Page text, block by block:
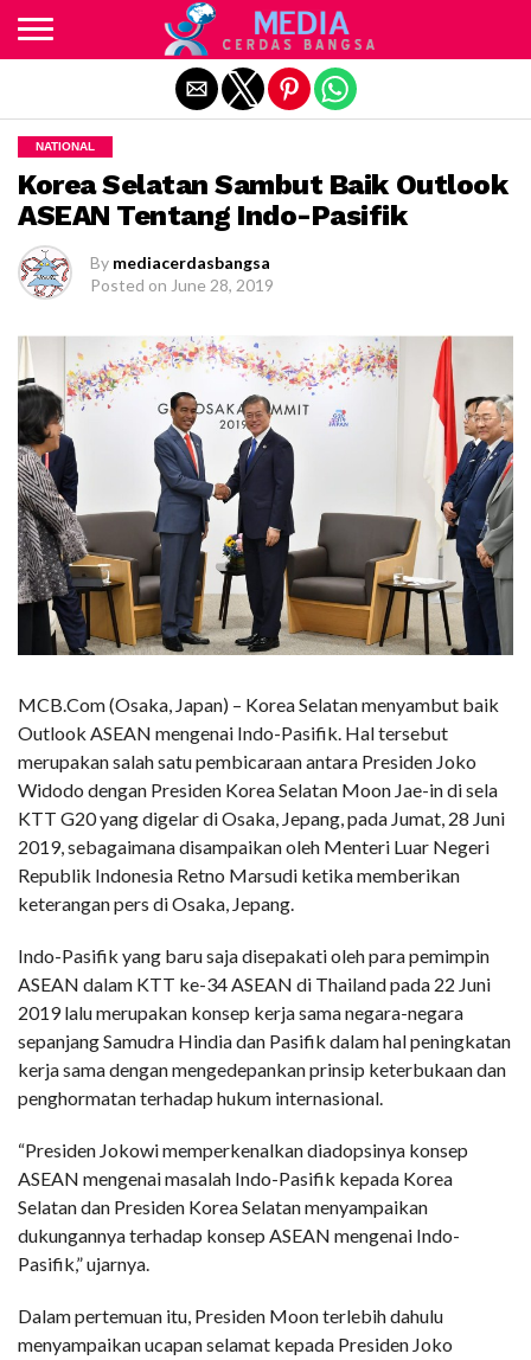
NATIONAL
Korea Selatan Sambut Baik Outlook
ASEAN Tentang Indo-Pasifik
By mediacerdasbangsa
Posted on June 28, 2019
MCB.Com (Osaka, Japan) – Korea Selatan menyambut baik
Outlook ASEAN mengenai Indo-Pasifik. Hal tersebut
merupakan salah satu pembicaraan antara Presiden Joko
Widodo dengan Presiden Korea Selatan Moon Jae-in di sela
KTT G20 yang digelar di Osaka, Jepang, pada Jumat, 28 Juni
2019, sebagaimana disampaikan oleh Menteri Luar Negeri
Republik Indonesia Retno Marsudi ketika memberikan
keterangan pers di Osaka, Jepang.
Indo-Pasifik yang baru saja disepakati oleh para pemimpin
ASEAN dalam KTT ke-34 ASEAN di Thailand pada 22 Juni
2019 lalu merupakan konsep kerja sama negara-negara
sepanjang Samudra Hindia dan Pasifik dalam hal peningkatan
kerja sama dengan mengedepankan prinsip keterbukaan dan
penghormatan terhadap hukum internasional.
“Presiden Jokowi memperkenalkan diadopsinya konsep
ASEAN mengenai masalah Indo-Pasifik kepada Korea
Selatan dan Presiden Korea Selatan menyampaikan
dukungannya terhadap konsep ASEAN mengenai Indo-
Pasifik,” ujarnya.
Dalam pertemuan itu, Presiden Moon terlebih dahulu
menyampaikan ucapan selamat kepada Presiden Joko
Exit mobile version